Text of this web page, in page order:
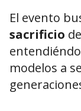
El evento
sacrificio
modelos a